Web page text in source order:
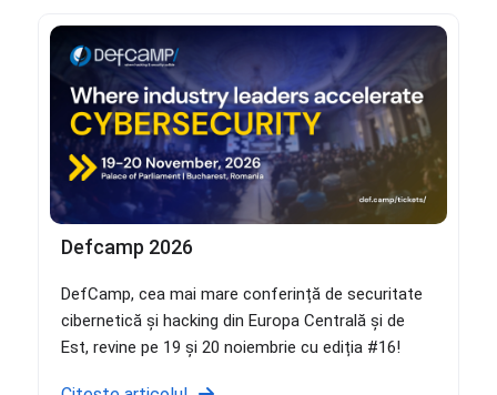
Defcamp 2026
DefCamp, cea mai mare conferință de securitate
cibernetică și hacking din Europa Centrală și de
Est, revine pe 19 și 20 noiembrie cu ediția #16!